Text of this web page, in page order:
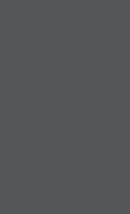
Websites